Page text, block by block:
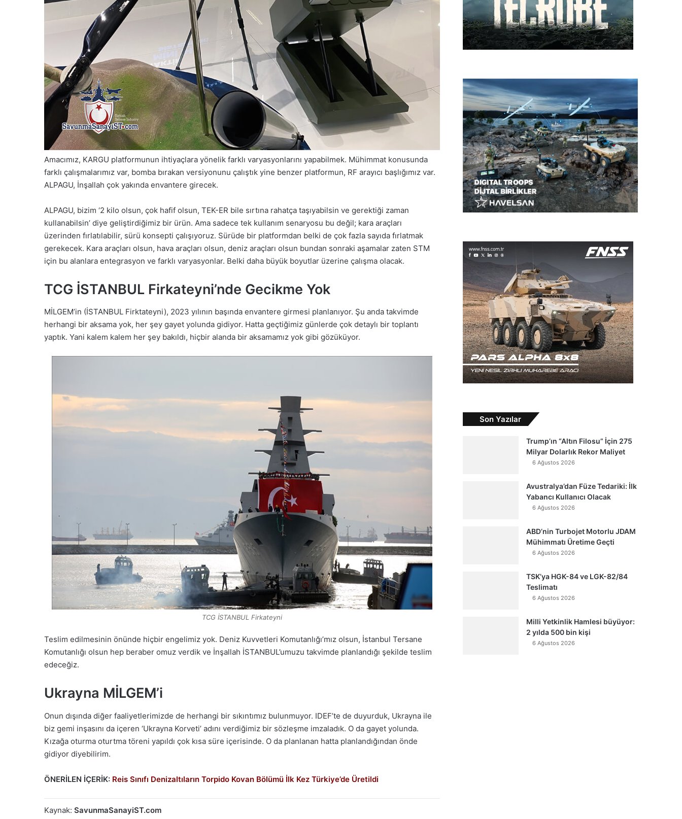
Amacımız, KARGU platformunun ihtiyaçlara yönelik farklı varyasyonlarını yapabilmek. Mühimmat konusunda
farklı çalışmalarımız var, bomba bırakan versiyonunu çalıştık yine benzer platformun, RF arayıcı başlığımız var.
ALPAGU, İnşallah çok yakında envantere girecek.
ALPAGU, bizim ‘2 kilo olsun, çok hafif olsun, TEK-ER bile sırtına rahatça taşıyabilsin ve gerektiği zaman
kullanabilsin’ diye geliştirdiğimiz bir ürün. Ama sadece tek kullanım senaryosu bu değil; kara araçları
üzerinden fırlatılabilir, sürü konsepti çalışıyoruz. Sürüde bir platformdan belki de çok fazla sayıda fırlatmak
gerekecek. Kara araçları olsun, hava araçları olsun, deniz araçları olsun bundan sonraki aşamalar zaten
için bu alanlara entegrasyon ve farklı varyasyonlar. Belki daha büyük boyutlar üzerine çalışma olacak.
TCG İSTANBUL Firkateyni’nde Gecikme Yok
MİLGEM’in (İSTANBUL Firktateyni), 2023 yılının başında envantere girmesi planlanıyor. Şu anda
herhangi bir aksama yok, her şey gayet yolunda gidiyor. Hatta geçtiğimiz günlerde çok detaylı bir toplantı
yaptık. Yani kalem kalem her şey bakıldı, hiçbir alanda bir aksamamız yok gibi gözüküyor.
TCG İSTANBUL Firkateyni
Teslim edilmesinin önünde hiçbir engelimiz yok. Deniz Kuvvetleri Komutanlığı’mız olsun, İstanbul Tersane
Komutanlığı olsun hep beraber omuz verdik ve İnşallah İSTANBUL’umuzu takvimde planlandığı şekilde teslim
edeceğiz.
Ukrayna MİLGEM’i
Onun dışında diğer faaliyetlerimizde de herhangi bir sıkıntımız bulunmuyor. IDEF’te de duyurduk, Ukrayna ile
biz gemi inşasını da içeren ‘Ukrayna Korveti’ adını verdiğimiz bir sözleşme imzaladık. O da gayet yolunda.
Kızağa oturma oturtma töreni yapıldı çok kısa süre içerisinde. O da planlanan hatta planlandığından önde
gidiyor diyebilirim.
ÖNERİLEN İÇERİK: Reis Sınıfı Denizaltıların Torpido Kovan Bölümü İlk Kez Türkiye’de Üretildi
Kaynak: SavunmaSanayiST.com
Son Yazılar
Trump’ın “Altın Filosu” İçin 275
Milyar Dolarlık Rekor Maliyet
6 Ağustos 2026
Avustralya’dan Füze Tedariki: İlk
Yabancı Kullanıcı Olacak
6 Ağustos 2026
ABD’nin Turbojet Motorlu JDAM
Mühimmatı Üretime Geçti
6 Ağustos 2026
TSK’ya HGK-84 ve LGK-82/84
Teslimatı
6 Ağustos 2026
Milli Yetkinlik Hamlesi büyüyor:
2 yılda 500 bin kişi
6 Ağustos 2026